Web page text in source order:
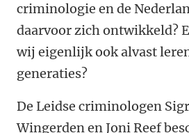
criminologie en de
daarvoor zich ontwikkeld?
wij eigenlijk ook alvast
generaties?
De Leidse criminologen
Wingerden en Joni Reef